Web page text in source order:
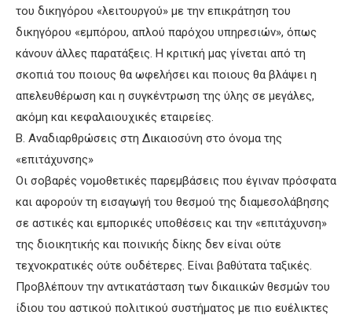
του δικηγόρου «λειτουργού» με την επικράτηση του
δικηγόρου «εμπόρου, απλού παρόχου υπηρεσιών», όπως
κάνουν άλλες παρατάξεις. Η κριτική μας γίνεται από τη
σκοπιά του ποιους θα ωφελήσει και ποιους θα βλάψει η
απελευθέρωση και η συγκέντρωση της ύλης σε μεγάλες,
ακόμη και κεφαλαιουχικές εταιρείες.
Β. Αναδιαρθρώσεις στη Δικαιοσύνη στο όνομα της
«επιτάχυνσης»
Οι σοβαρές νομοθετικές παρεμβάσεις που έγιναν πρόσφατα
και αφορούν τη εισαγωγή του θεσμού της διαμεσολάβησης
σε αστικές και εμπορικές υποθέσεις και την «επιτάχυνση»
της διοικητικής και ποινικής δίκης δεν είναι ούτε
τεχνοκρατικές ούτε ουδέτερες. Είναι βαθύτατα ταξικές.
Προβλέπουν την αντικατάσταση των δικαιικών θεσμών του
ίδιου του αστικού πολιτικού συστήματος με πιο ευέλικτες